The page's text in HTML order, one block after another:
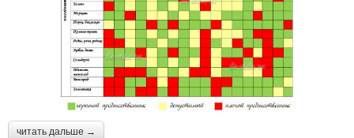
читать дальше →